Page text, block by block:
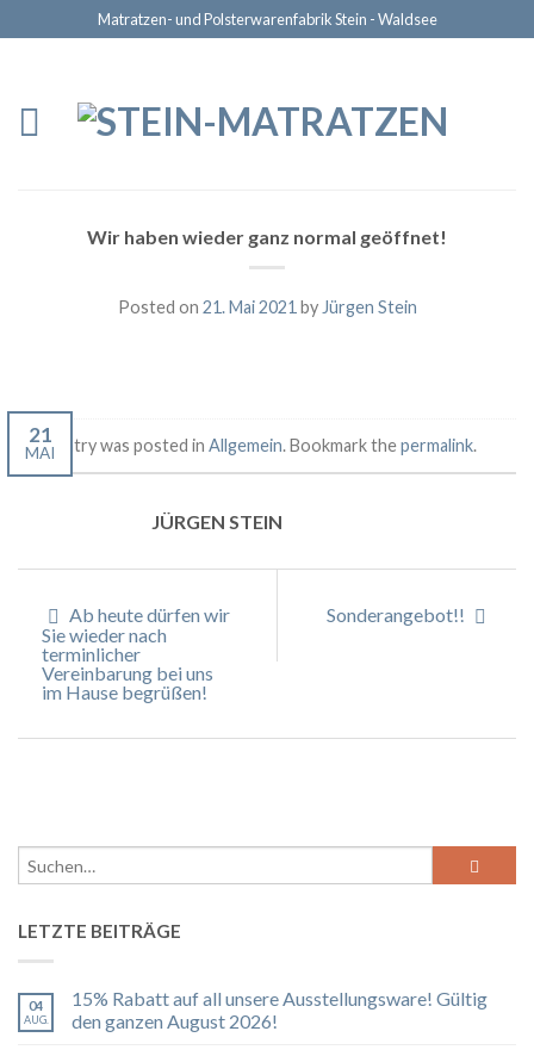
Matratzen- und Polsterwarenfabrik Stein - Waldsee
Wir haben wieder ganz normal geöffnet!
Posted on 21. Mai 2021 by Jürgen Stein
21
MAI
This entry was posted in Allgemein. Bookmark thepermalink.
JÜRGEN STEIN
Ab heute dürfen wir
Sie wieder nach
terminlicher
Vereinbarung bei uns
im Hause begrüßen!
Sonderangebot!!
LETZTE BEITRÄGE
04
AUG.
15% Rabatt auf all unsere Ausstellungsware! Gültig
den ganzen August 2026!